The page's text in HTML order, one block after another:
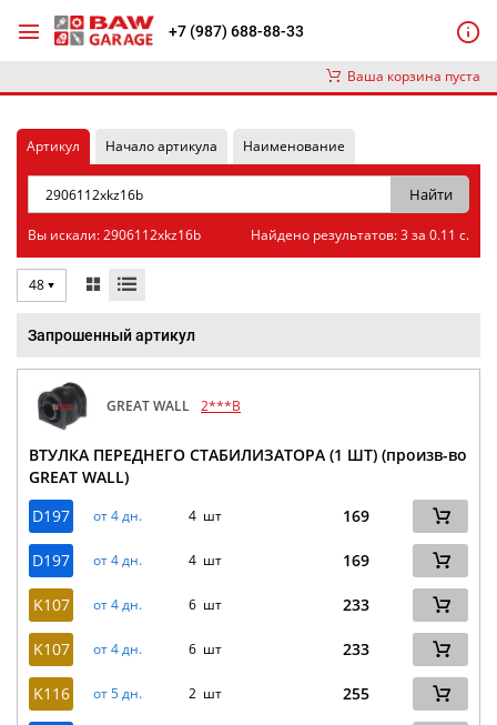
+7 (987) 688-88-33
Ваша корзина пуста
Артикул Начало артикула Наименование
Вы искали: 2906112xkz16b Найдено результатов: 3 за 0.11 с.
48
Запрошенный артикул
GREAT WALL 2***B
ВТУЛКА ПЕРЕДНЕГО СТАБИЛИЗАТОРА (1 ШТ) (произв-во
GREAT WALL)
D197
от 4 дн. 4 шт 169
D197 от 4 дн. 4 шт 169
K107 от 4 дн. 6 шт 233
K107 от 4 дн. 6 шт 233
K116 от 5 дн. 2 шт 255